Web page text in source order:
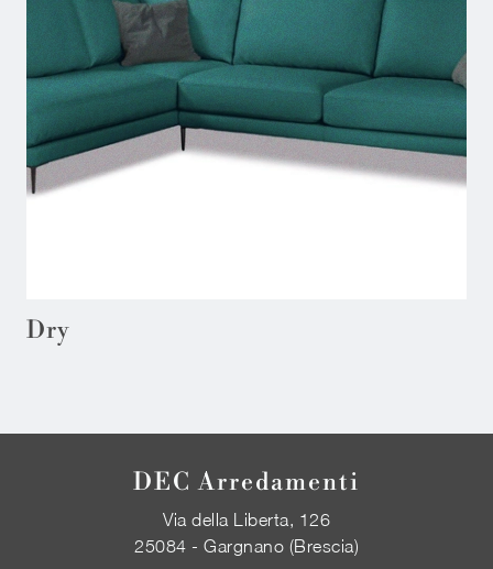
Dry
DEC Arredamenti
Via della Liberta, 126
25084 - Gargnano (Brescia)